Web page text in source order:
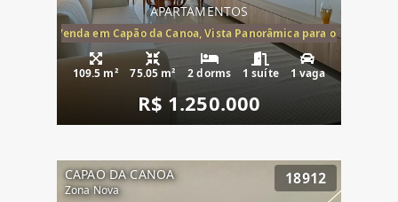
APARTAMENTOS
Mar à Venda em Capão da Canoa, Vista Panorâmica para o Mar, 2
109.5 m² 75.05 m² 2 dorms 1 suíte 1 vaga
R$ 1.250.000
CAPAO DA CANOA
Zona Nova
18912